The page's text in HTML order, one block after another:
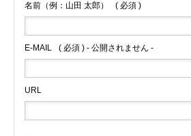
名前（例：山田 太郎） ( 必須 )
E-MAIL ( 必須 ) - 公開されません -
URL